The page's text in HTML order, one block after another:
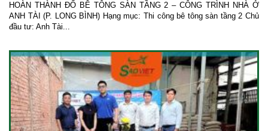
HOÀN THÀNH ĐỔ BÊ TÔNG SÀN TẦNG 2 – CÔNG TRÌNH NHÀ Ở
ANH TÀI (P. LONG BÌNH) Hạng mục: Thi công bê tông sàn tầng 2 Chủ
đầu tư: Anh Tài...